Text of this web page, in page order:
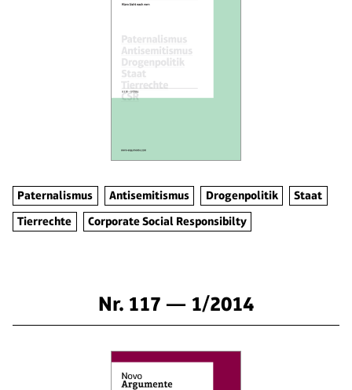
Paternalismus Antisemitismus Drogenpolitik
Staat
Tierrechte
Corporate Social Responsibilty
Nr. 117 — 1/2014